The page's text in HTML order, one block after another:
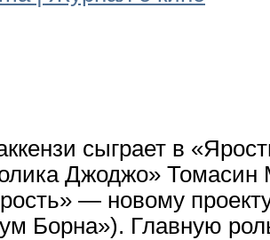
сыграет в
Джоджо» Томасин
— новому
Борна»). Главную